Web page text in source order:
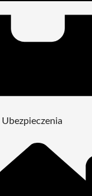
Ubezpieczenia